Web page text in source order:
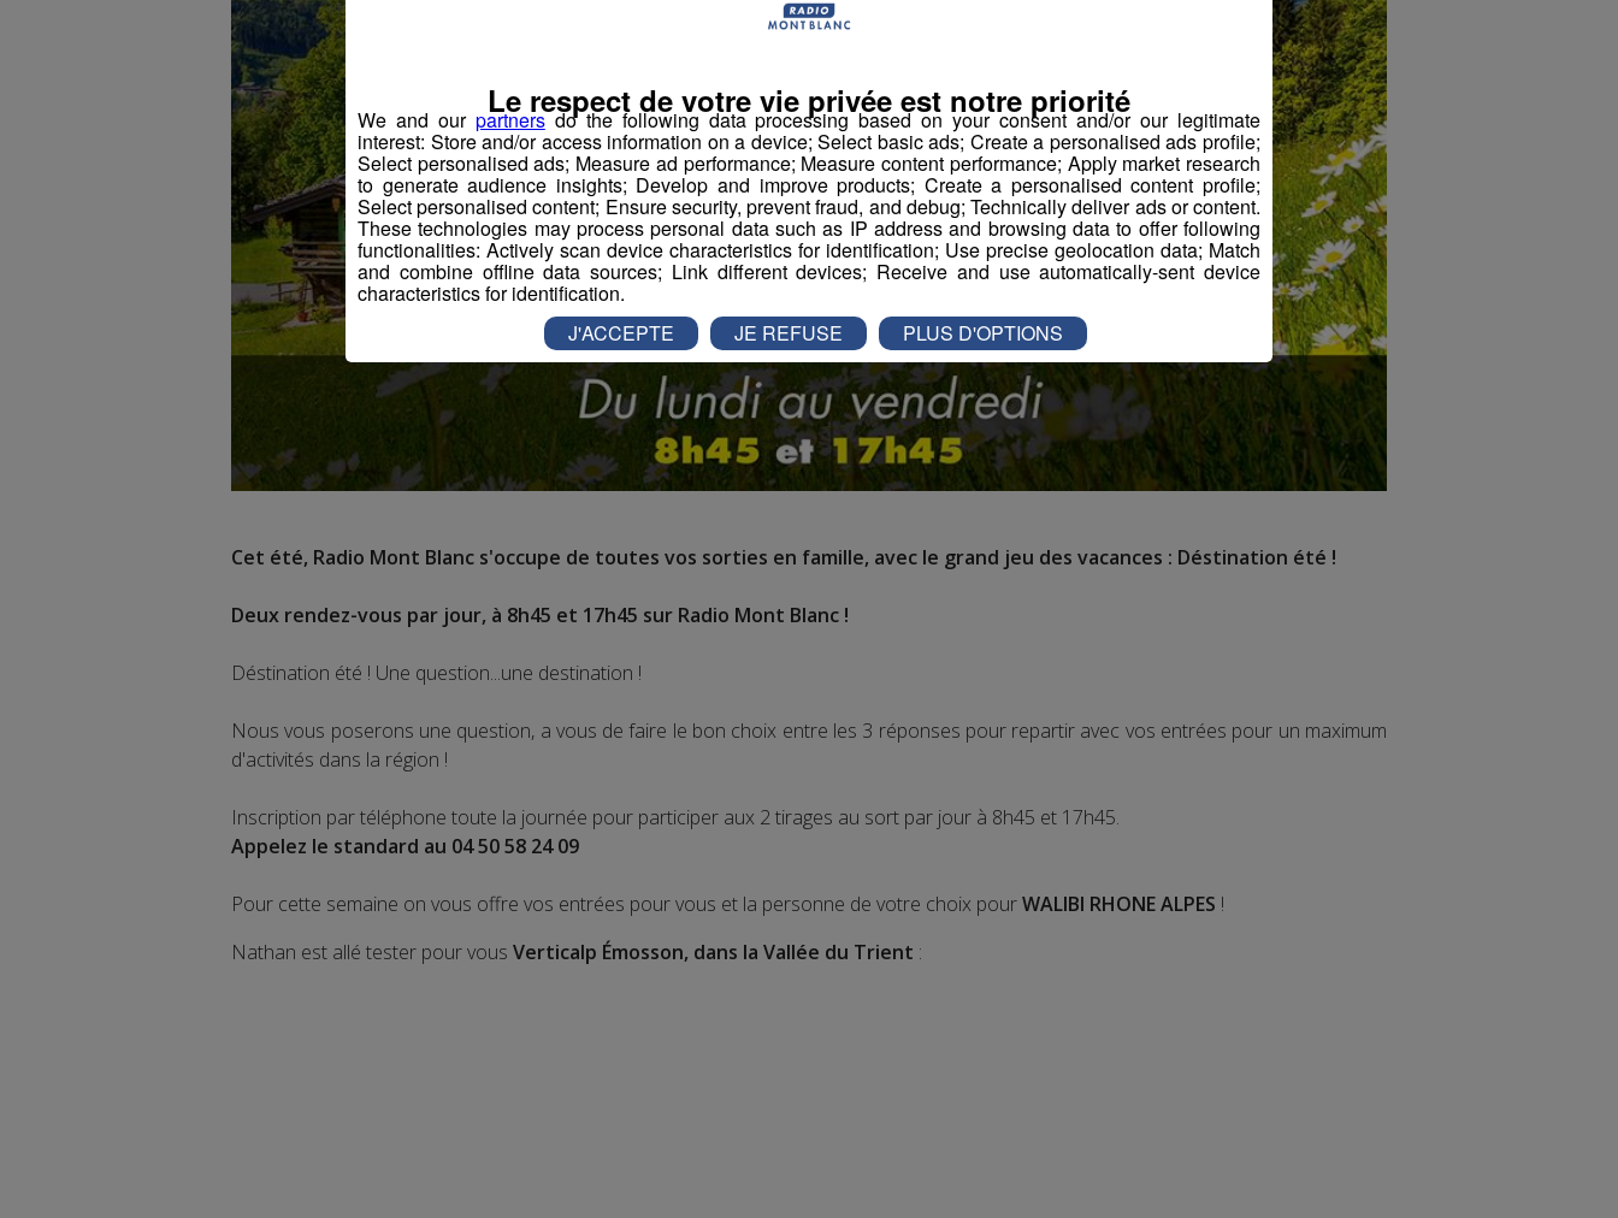
Cet été, Radio Mont Blanc s'occupe de toutes vos sorties en famille, avec le grand jeu des vacances : Déstination été !
Deux rendez-vous par jour, à 8h45 et 17h45 sur Radio Mont Blanc !
Déstination été ! Une question...une destination !
Nous vous poserons une question, a vous de faire le bon choix entre les 3 réponses pour repartir avec vos entrées pour un maximum
d'activités dans la région !
Inscription par téléphone toute la journée pour participer aux 2 tirages au sort par jour à 8h45 et 17h45.
Appelez le standard au 04 50 58 24 09
Pour cette semaine on vous offre vos entrées pour vous et la personne de votre choix pourWALIBI RHONE ALPES !
Nathan est allé tester pour vous Verticalp Émosson, dans la Vallée du Trient :
We and our partnersdo the following data processing based on your consent and/or our legitimate
interest: Store and/or access information on a device; Select basic ads; Create a personalised ads profile;
Select personalised ads; Measure ad performance; Measure content performance; Apply market research
to generate audience insights; Develop and improve products; Create a personalised content profile;
Select personalised content; Ensure security, prevent fraud, and debug; Technically deliver ads or content.
These technologies may process personal data such as IP address and browsing data to offer following
functionalities: Actively scan device characteristics for identification; Use precise geolocation data; Match
and combine offline data sources; Link different devices; Receive and use automatically-sent device
characteristics for identification.
Le respect de votre vie privée est notre priorité
J'ACCEPTE JE REFUSE PLUS D'OPTIONS